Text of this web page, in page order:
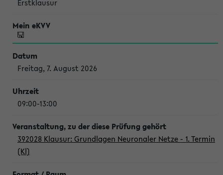
Erstklausur
Freitag, 7. August 2026
09:00-13:00
392028 Klausur: Grundlagen Neuronaler Netze - 1. Termin
(Kl)